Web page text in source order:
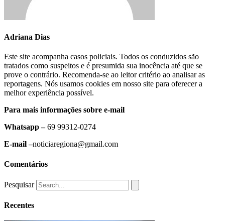
Adriana Dias
Este site acompanha casos policiais. Todos os conduzidos são
tratados como suspeitos e é presumida sua inocência até que se
prove o contrário. Recomenda-se ao leitor critério ao analisar as
reportagens. Nós usamos cookies em nosso site para oferecer a
melhor experiência possível.
Para mais informações sobre e-mail
Whatsapp –69 99312-0274
E-mail –noticiaregiona@gmail.com
Comentários
Pesquisar
Recentes